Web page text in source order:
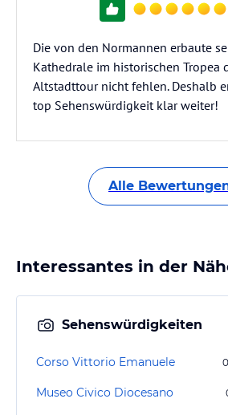
Die von den Normannen erbaute
Kathedrale im historischen Tropea
Altstadttour nicht fehlen. Deshalb
top Sehenswürdigkeit klar weiter!
Alle
Interessantes in der
Sehenswürdigkeiten
Corso Vittorio Emanuele
Museo Civico Diocesano